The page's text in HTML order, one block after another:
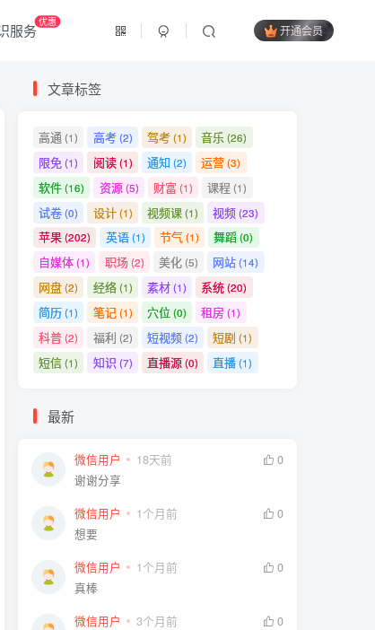
服务优惠
开通会员
文章标签
高通 (1) 高考(2) 驾考(1) 音乐 (26)
限免(1) 阅读(1) 通知 (2) 运营(3)
软件(16) 资源(5) 财富 (1) 课程(1)
试卷(0) 设计(1) 视频课(1) 视频(23)
苹果(202) 英语(1) 节气(1) 舞蹈 (0)
自媒体(1) 职场(2) 美化(5) 网站(14)
网盘(2) 经络(1) 素材(1) 系统(20)
简历(1) 笔记 (1) 穴位 (0) 租房 (1)
科普(2) 福利 (2) 短视频(2) 短剧 (1)
短信(1) 知识 (7) 直播源(0) 直播(1)
最新
微信用户 18天前
0
谢谢分享
微信用户 1个月前
0
想要
微信用户 1个月前
0
真棒
微信用户 3个月前
0